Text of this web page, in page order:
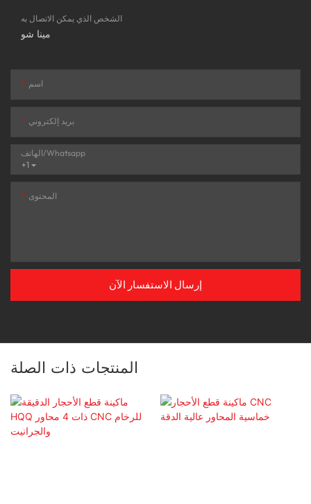
الشخص الذي يمكن الاتصال به
مينا شو
اسم
بريد إلكتروني
+1
الهاتف/whatsapp
المحتوى
إرسال الاستفسار الآن
المنتجات ذات الصلة